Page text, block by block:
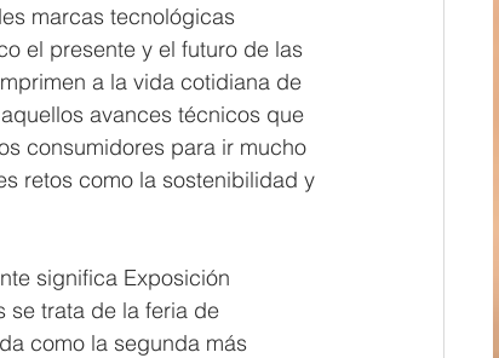
marcas tecnológicas
el presente y el futuro de las
a la vida cotidiana de
avances técnicos que
consumidores para ir mucho
retos como la sostenibilidad y
significa Exposición
se trata de la feria de
como la segunda más